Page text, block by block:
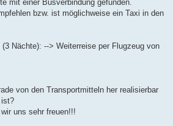
mit einer Busverbindung gefunden.
bzw. ist möglichweise ein Taxi in den
Nächte): --> Weiterreise per Flugzeug von
von den Transportmitteln her realisierbar
uns sehr freuen!!!